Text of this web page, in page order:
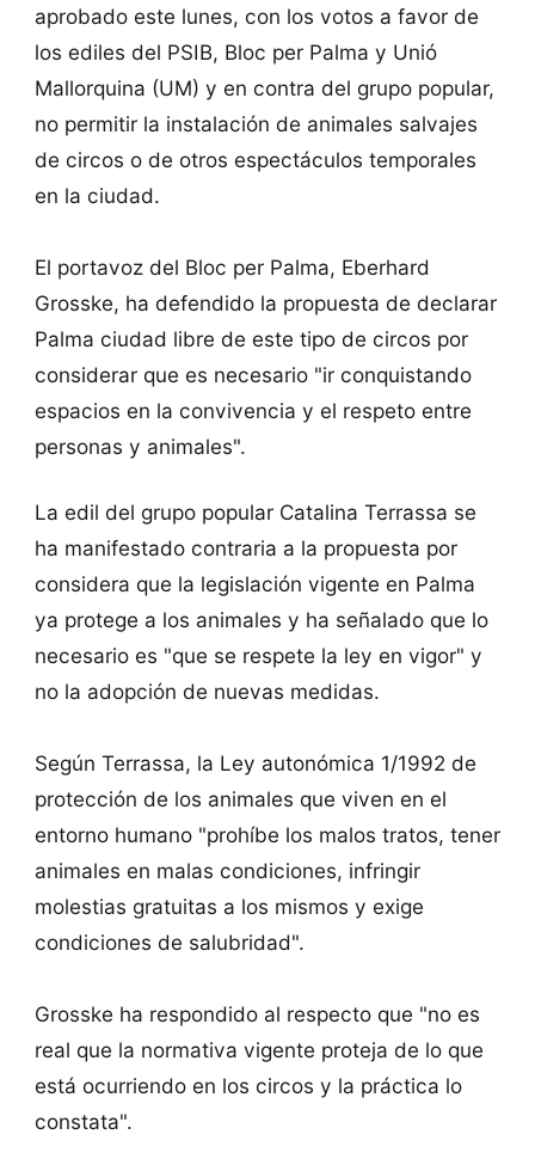
aprobado este lunes, con los votos a favor de
los ediles del PSIB, Bloc per Palma y Unió
Mallorquina (UM) y en contra del grupo popular,
no permitir la instalación de animales salvajes
de circos o de otros espectáculos temporales
en la ciudad.
El portavoz del Bloc per Palma, Eberhard
Grosske, ha defendido la propuesta de declarar
Palma ciudad libre de este tipo de circos por
considerar que es necesario "ir conquistando
espacios en la convivencia y el respeto entre
personas y animales".
La edil del grupo popular Catalina Terrassa se
ha manifestado contraria a la propuesta por
considera que la legislación vigente en Palma
ya protege a los animales y ha señalado que lo
necesario es "que se respete la ley en vigor" y
no la adopción de nuevas medidas.
Según Terrassa, la Ley autonómica 1/1992 de
protección de los animales que viven en el
entorno humano "prohíbe los malos tratos, tener
animales en malas condiciones, infringir
molestias gratuitas a los mismos y exige
condiciones de salubridad".
Grosske ha respondido al respecto que "no es
real que la normativa vigente proteja de lo que
está ocurriendo en los circos y la práctica lo
constata".